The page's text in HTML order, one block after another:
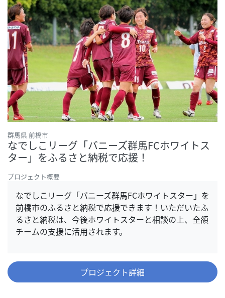
群馬県 前橋市
なでしこリーグ「バニーズ群馬FCホワイトス
ター」をふるさと納税で応援！
プロジェクト概要
なでしこリーグ「バニーズ群馬FCホワイトスター」を
前橋市のふるさと納税で応援できます！いただいたふ
るさと納税は、今後ホワイトスターと相談の上、全額
チームの支援に活用されます。
プロジェクト詳細